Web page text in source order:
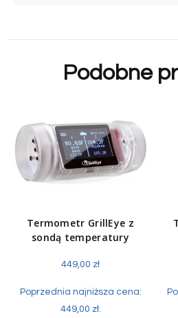
Podobne
Termometr GrillEye z
sondą temperatury
449,00 zł
Poprzednia najniższa cena:
449,00 zł.